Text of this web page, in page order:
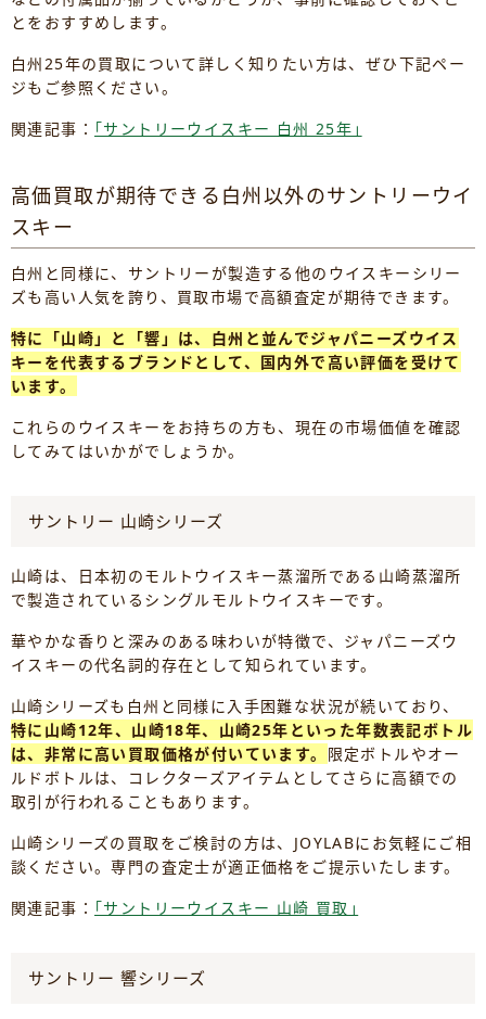
とをおすすめします。
白州25年の買取について詳しく知りたい方は、ぜひ下記ペー
ジもご参照ください。
関連記事： ｢サントリーウイスキー 白州 25年｣
高価買取が期待できる白州以外のサントリーウイ
スキー
白州と同様に、サントリーが製造する他のウイスキーシリー
ズも高い人気を誇り、買取市場で高額査定が期待できます。
特に「山崎」と「響」は、白州と並んでジャパニーズウイス
キーを代表するブランドとして、国内外で高い評価を受けて
います。
これらのウイスキーをお持ちの方も、現在の市場価値を確認
してみてはいかがでしょうか。
サントリー 山崎シリーズ
山崎は、日本初のモルトウイスキー蒸溜所である山崎蒸溜所
で製造されているシングルモルトウイスキーです。
華やかな香りと深みのある味わいが特徴で、ジャパニーズウ
イスキーの代名詞的存在として知られています。
山崎シリーズも白州と同様に入手困難な状況が続いており、
特に山崎12年、山崎18年、山崎25年といった年数表記ボトル
は、非常に高い買取価格が付いています。 限定ボトルやオー
ルドボトルは、コレクターズアイテムとしてさらに高額での
取引が行われることもあります。
山崎シリーズの買取をご検討の方は、JOYLABにお気軽にご相
談ください。専門の査定士が適正価格をご提示いたします。
関連記事： ｢サントリーウイスキー 山崎 買取｣
サントリー 響シリーズ